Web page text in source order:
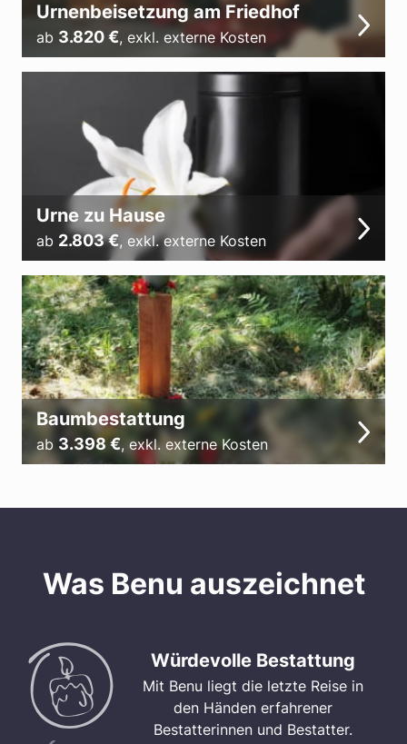
Urnenbeisetzung am Friedhof
ab 3.820€, exkl. externe Kosten
Urne zu Hause
ab 2.803€, exkl. externe Kosten
Baumbestattung
ab 3.398€, exkl. externe Kosten
Was Benu auszeichnet
Würdevolle Bestattung
Mit Benu liegt die letzte Reise in
den Händen erfahrener
Bestatterinnen und Bestatter.